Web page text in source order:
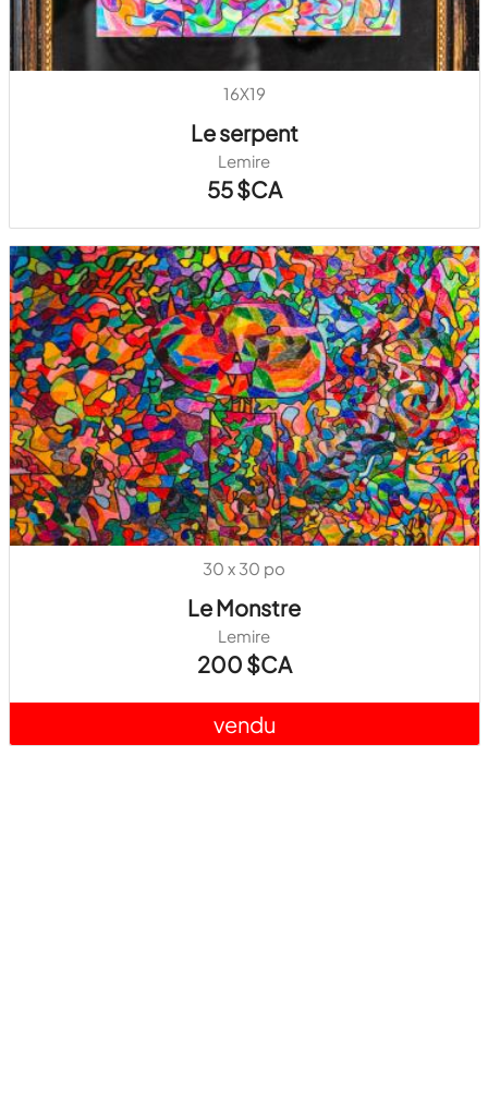
16X19
Le serpent
Lemire
55 $CA
30 x 30 po
Le Monstre
Lemire
200 $CA
vendu